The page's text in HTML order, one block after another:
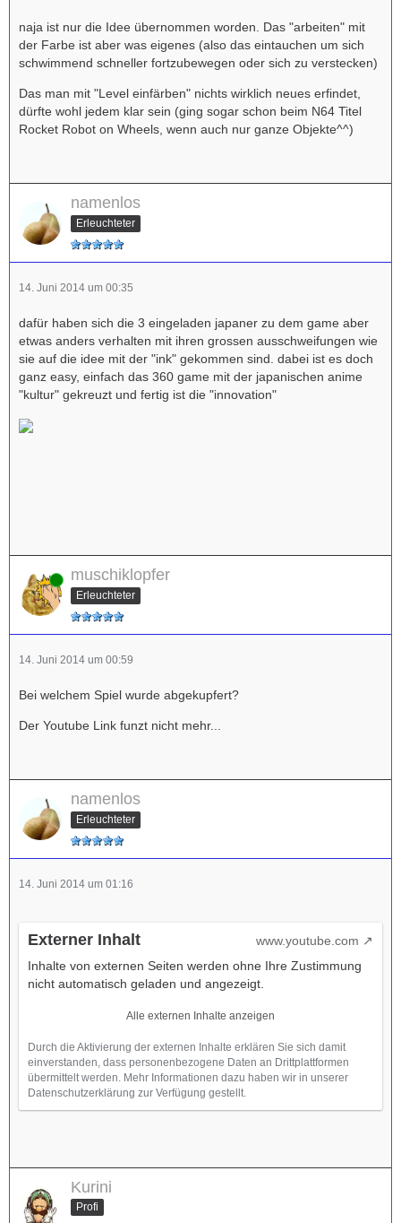
naja ist nur die Idee übernommen worden. Das "arbeiten" mit
der Farbe ist aber was eigenes (also das eintauchen um sich
schwimmend schneller fortzubewegen oder sich zu verstecken)
Das man mit "Level einfärben" nichts wirklich neues erfindet,
dürfte wohl jedem klar sein (ging sogar schon beim N64 Titel
Rocket Robot on Wheels, wenn auch nur ganze Objekte^^)
namenlos
Erleuchteter
14. Juni 2014 um 00:35
dafür haben sich die 3 eingeladen japaner zu dem game aber
etwas anders verhalten mit ihren grossen ausschweifungen wie
sie auf die idee mit der "ink" gekommen sind. dabei ist es doch
ganz easy, einfach das 360 game mit der japanischen anime
"kultur" gekreuzt und fertig ist die "innovation"
Online muschiklopfer
Erleuchteter
14. Juni 2014 um 00:59
Bei welchem Spiel wurde abgekupfert?
Der Youtube Link funzt nicht mehr...
namenlos
Erleuchteter
14. Juni 2014 um 01:16
Externer Inhalt
www.youtube.com
Inhalte von externen Seiten werden ohne Ihre Zustimmung
nicht automatisch geladen und angezeigt.
Alle externen Inhalte anzeigen
Durch die Aktivierung der externen Inhalte erklären Sie sich damit
einverstanden, dass personenbezogene Daten an Drittplattformen
übermittelt werden. Mehr Informationen dazu haben wir in unserer
Datenschutzerklärung zur Verfügung gestellt.
Kurini
Profi